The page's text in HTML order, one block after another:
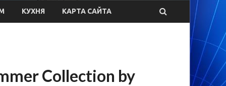
КУХНЯ КАРТА САЙТА
Collection by